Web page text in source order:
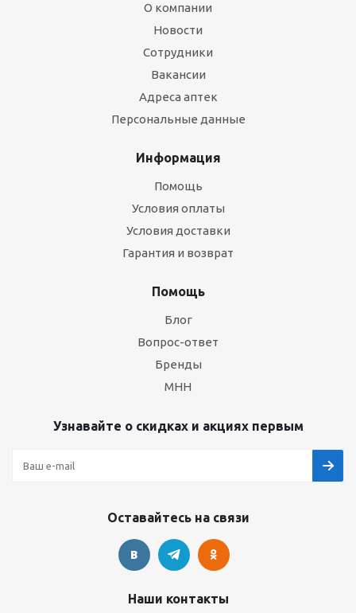
О компании
Новости
Сотрудники
Вакансии
Адреса аптек
Персональные данные
Информация
Помощь
Условия оплаты
Условия доставки
Гарантия и возврат
Помощь
Блог
Вопрос-ответ
Бренды
МНН
Узнавайте о скидках и акциях первым
Оставайтесь на связи
Наши контакты